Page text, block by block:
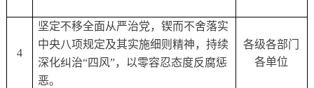
4
坚定不移全面从严治党，锲而不舍落实
中央八项规定及其实施细则精神，持续
深化纠治“四风”，以零容忍态度反腐惩
恶。
各级各部门
各单位